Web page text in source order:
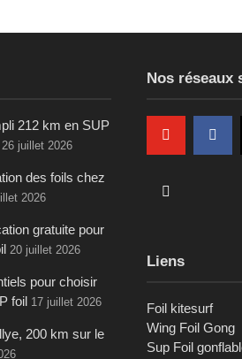
212 km en SUP
26 juillet 2026
des foils chez
2026
gratuite pour
20 juillet 2026
pour choisir
foil 17 juillet 2026
200 km sur le
Nos réseaux
Liens
Foil kitesurf
Wing Foil Gong
Sup Foil